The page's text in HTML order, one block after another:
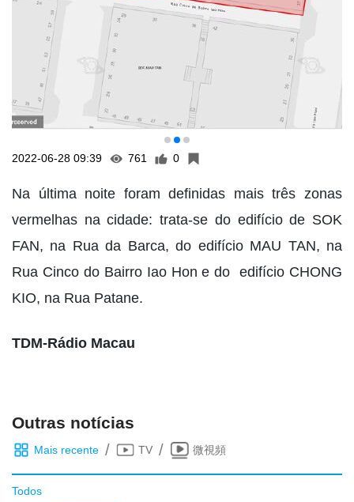
2022-06-28 09:39 761 0
Na última noite foram definidas mais três zonas
vermelhas na cidade: trata-se do edifício de SOK
FAN, na Rua da Barca, do edifício MAU TAN, na
Rua Cinco do Bairro Iao Hon e do edifício CHONG
KIO, na Rua Patane.
TDM-Rádio Macau
Outras notícias
Mais recente / TV / 微視頻
Todos